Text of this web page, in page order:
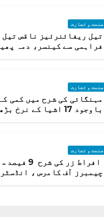
صنعت و تجارت
تیل ریفائنرئیز ناقص تیل
فراہمی سے کینسر، دمہ
صنعت و تجارت
مہنگائی کی شرح میں کمی
باوجود 17 اشیا کے نرخ
صنعت و تجارت
افراط زر کی شرح 9 فیصد ..
چیمبرز آف کامرس ،